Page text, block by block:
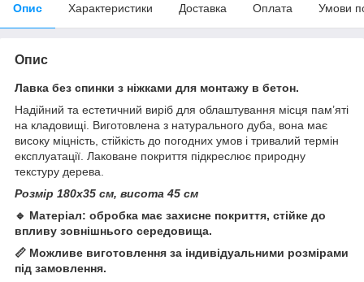
Опис Характеристики Доставка Оплата Умови
Опис
Лавка без спинки з ніжками для монтажу в бетон.
Надійний та естетичний виріб для облаштування місця пам’яті
на кладовищі. Виготовлена з натурального дуба, вона має
високу міцність, стійкість до погодних умов і тривалий термін
експлуатації. Лаковане покриття підкреслює природну
текстуру дерева.
Розмір 180х35 см, висота 45 см
🔹 Матеріал: обробка має захисне покриття, стійке до
впливу зовнішнього середовища.
📏 Можливе виготовлення за індивідуальними розмірами
під замовлення.